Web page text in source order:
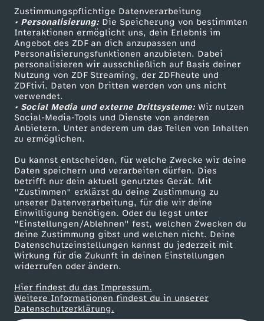
Zustimmungspflichtige Datenverarbeitung
• Personalisierung:Die Speicherung von bestimmten
Interaktionen ermöglicht uns, dein Erlebnis im
Angebot des ZDF an dich anzupassen und
Personalisierungsfunktionen anzubieten. Dabei
personalisieren wir ausschließlich auf Basis deiner
Nutzung von ZDF Streaming, der ZDFheute und
ZDFtivi. Daten von Dritten werden von uns nicht
verwendet.
• Social Media und externe Drittsysteme:Wir nutzen
Social-Media-Tools und Dienste von anderen
Anbietern. Unter anderem um das Teilen von Inhalten
zu ermöglichen.
Du kannst entscheiden, für welche Zwecke wir deine
Daten speichern und verarbeiten dürfen. Dies
betrifft nur dein aktuell genutztes Gerät. Mit
"Zustimmen" erklärst du deine Zustimmung zu
unserer Datenverarbeitung, für die wir deine
Einwilligung benötigen. Oder du legst unter
"Einstellungen/Ablehnen" fest, welchen Zwecken du
deine Zustimmung gibst und welchen nicht. Deine
Datenschutzeinstellungen kannst du jederzeit mit
Wirkung für die Zukunft in deinen Einstellungen
widerrufen oder ändern.
Hier findest du das Impressum.
Weitere Informationen findest du in unserer
Datenschutzerklärung.
n
d
u
n
g
v
o
m
0
1
.
Livestreams
Sendungen A-Z
TV-Programm
Zuschauerservice
Hilfe
ZDF Unternehmen
Karriere
ZDF goes Schule
Werbefernsehen
Mainzelmännchen
Partner